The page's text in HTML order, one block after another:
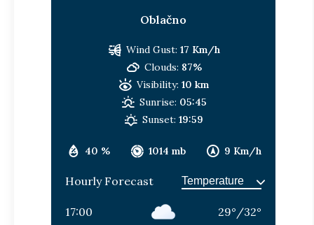
Oblačno
40 % 1014 mb 9 Km/h
Wind Gust: 17 Km/h
Clouds: 87%
Visibility: 10 km
Sunrise: 05:45
Sunset: 19:59
Hourly Forecast
17:00 29° /32°